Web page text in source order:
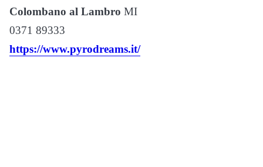
Colombano al Lambro MI
0371 89333
https://www.pyrodreams.it/